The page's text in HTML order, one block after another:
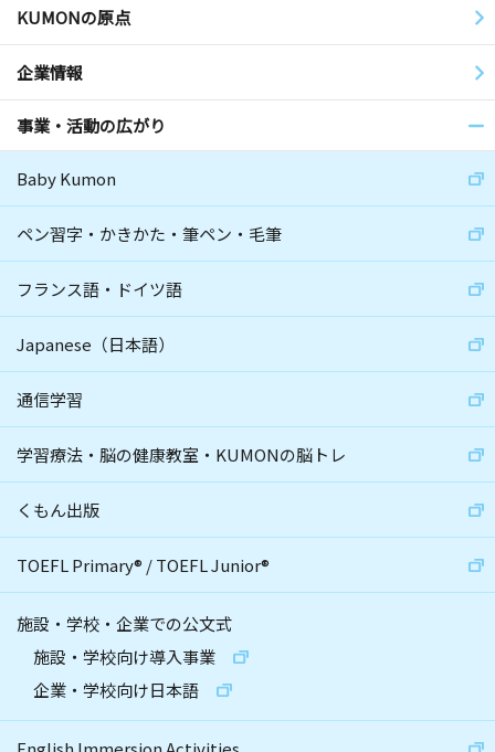
KUMONの原点
企業情報
事業・活動の広がり
Baby Kumon
ペン習字・かきかた・筆ペン・毛筆
フランス語・ドイツ語
Japanese（日本語）
通信学習
学習療法・脳の健康教室・KUMONの脳トレ
くもん出版
TOEFL Primary® /TOEFL Junior®
施設・学校・企業での公文式
施設・学校向け導入事業
企業・学校向け日本語